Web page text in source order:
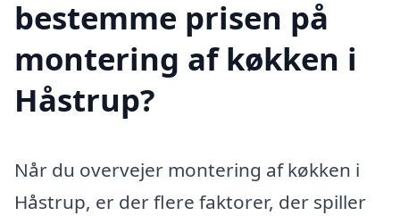
bestemme prisen på
montering af køkken i
Håstrup?
Når du overvejer montering af køkken i
Håstrup, er der flere faktorer, der spiller